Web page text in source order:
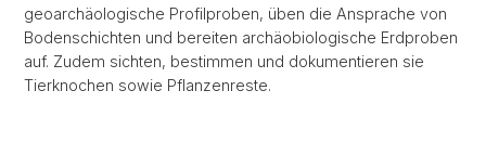
geoarchäologische Profilproben, üben die Ansprache von
Bodenschichten und bereiten archäobiologische Erdproben
auf. Zudem sichten, bestimmen und dokumentieren sie
Tierknochen sowie Pflanzenreste.